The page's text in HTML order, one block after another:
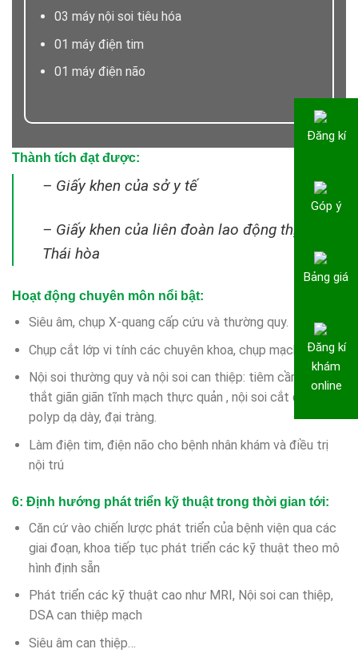
03 máy nội soi tiêu hóa
01 máy điện tim
01 máy điện não
Thành tích đạt được:
– Giấy khen của sở y tế
– Giấy khen của liên đoàn lao động thị xã
Thái hòa
Hoạt động chuyên môn nổi bật:
Siêu âm, chụp X-quang cấp cứu và thường quy.
Chụp cắt lớp vi tính các chuyên khoa, chụp mạch máu
Nội soi thường quy và nội soi can thiệp: tiêm cầm máu,
thắt giãn giãn tĩnh mạch thực quản , nội soi cắt đốt
polyp dạ dày, đại tràng.
Làm điện tim, điện não cho bệnh nhân khám và điều trị
nội trú
6: Định hướng phát triển kỹ thuật trong thời gian tới:
Căn cứ vào chiến lược phát triển của bệnh viện qua các
giai đoạn, khoa tiếp tục phát triển các kỹ thuật theo mô
hình định sẵn
Phát triển các kỹ thuật cao như MRI, Nội soi can thiệp,
DSA can thiệp mạch
Siêu âm can thiệp…
Đăng kí
Góp ý
Bảng giá
Đăng kí
khám
online